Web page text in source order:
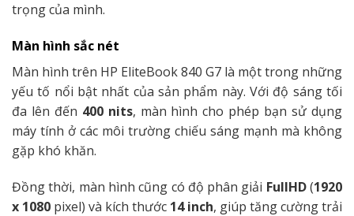
trọng của mình.
Màn hình sắc nét
Màn hình trên HP EliteBook 840 G7 là một trong những
yếu tố nổi bật nhất của sản phẩm này. Với độ sáng tối
đa lên đến 400 nits, màn hình cho phép bạn sử dụng
máy tính ở các môi trường chiếu sáng mạnh mà không
gặp khó khăn.
Đồng thời, màn hình cũng có độ phân giải FullHD(1920
x 1080 pixel) và kích thước 14 inch, giúp tăng cường trải